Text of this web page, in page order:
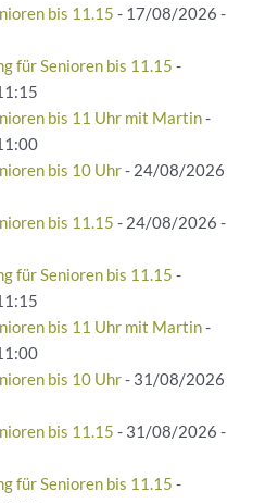
bis 11.15 - 17/08/2026 -
für Senioren bis 11.15 -
bis 11 Uhr mit Martin-
bis 10 Uhr- 24/08/2026
bis 11.15 - 24/08/2026 -
für Senioren bis 11.15 -
bis 11 Uhr mit Martin-
bis 10 Uhr- 31/08/2026
bis 11.15 - 31/08/2026 -
für Senioren bis 11.15 -